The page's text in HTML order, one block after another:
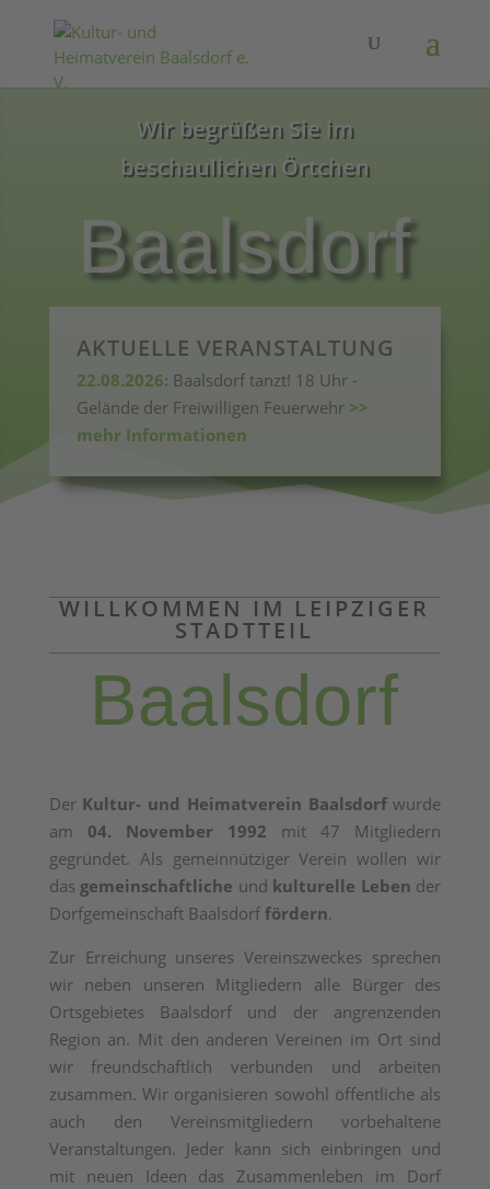
Wir begrüßen Sie im
beschaulichen Örtchen
Baalsdorf
AKTUELLE VERANSTALTUNG
22.08.2026: Baalsdorf tanzt! 18 Uhr -
Gelände der Freiwilligen Feuerwehr>>
mehr Informationen
WILLKOMMEN IM LEIPZIGER
STADTTEIL
Baalsdorf
Der Kultur- und Heimatverein Baalsdorfwurde
am 04. November 1992 mit 47 Mitgliedern
gegründet. Als gemeinnütziger Verein wollen wir
das gemeinschaftliche und kulturelle Leben der
Dorfgemeinschaft Baalsdorf fördern.
Zur Erreichung unseres Vereinszweckes sprechen
wir neben unseren Mitgliedern alle Bürger des
Ortsgebietes Baalsdorf und der angrenzenden
Region an. Mit den anderen Vereinen im Ort sind
wir freundschaftlich verbunden und arbeiten
zusammen. Wir organisieren sowohl öffentliche als
auch den Vereinsmitgliedern vorbehaltene
Veranstaltungen. Jeder kann sich einbringen und
mit neuen Ideen das Zusammenleben im Dorf